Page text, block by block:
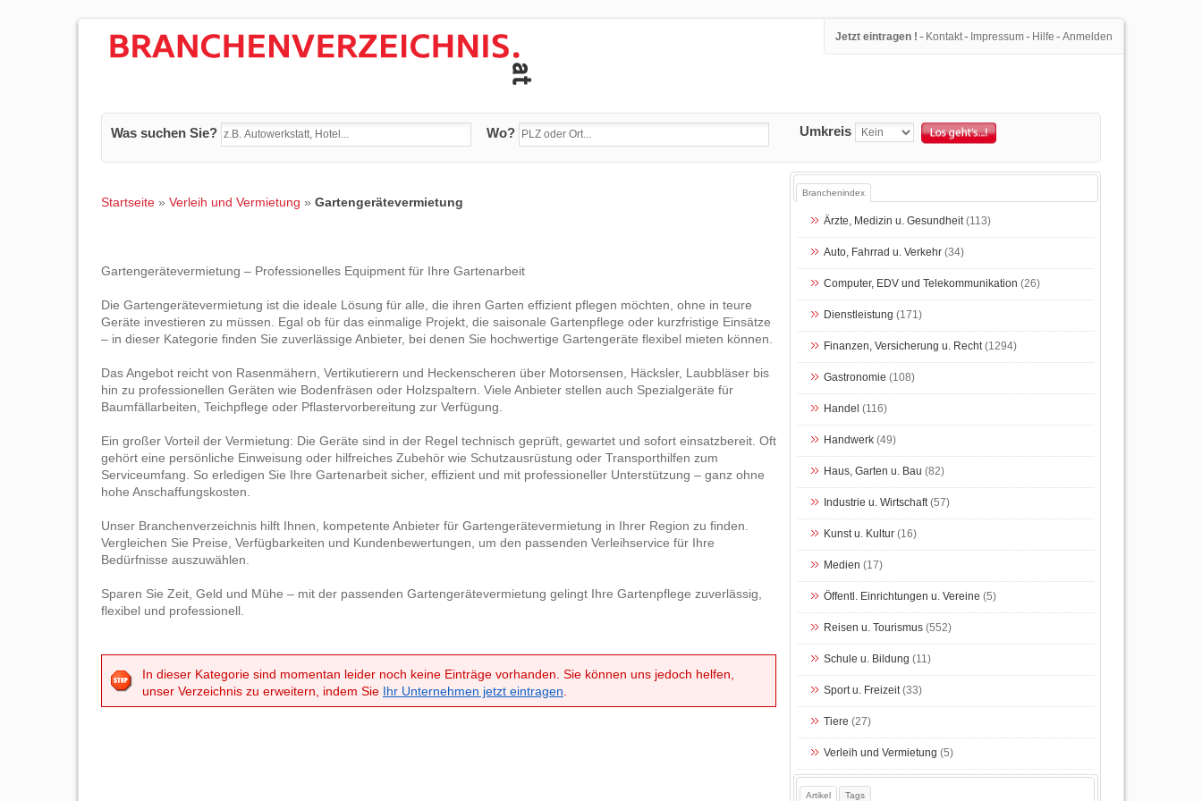
Jetzt eintragen ! - Kontakt- Impressum- Hilfe - Anmelden
Was suchen Sie? Wo? Umkreis
Startseite » Verleih und Vermietung » Gartengerätevermietung
Gartengerätevermietung – Professionelles Equipment für Ihre Gartenarbeit
Die Gartengerätevermietung ist die ideale Lösung für alle, die ihren Garten effizient pflegen möchten, ohne in teure
Geräte investieren zu müssen. Egal ob für das einmalige Projekt, die saisonale Gartenpflege oder kurzfristige Einsätze
– in dieser Kategorie finden Sie zuverlässige Anbieter, bei denen Sie hochwertige Gartengeräte flexibel mieten können.
Das Angebot reicht von Rasenmähern, Vertikutierern und Heckenscheren über Motorsensen, Häcksler, Laubbläser bis
hin zu professionellen Geräten wie Bodenfräsen oder Holzspaltern. Viele Anbieter stellen auch Spezialgeräte für
Baumfällarbeiten, Teichpflege oder Pflastervorbereitung zur Verfügung.
Ein großer Vorteil der Vermietung: Die Geräte sind in der Regel technisch geprüft, gewartet und sofort einsatzbereit. Oft
gehört eine persönliche Einweisung oder hilfreiches Zubehör wie Schutzausrüstung oder Transporthilfen zum
Serviceumfang. So erledigen Sie Ihre Gartenarbeit sicher, effizient und mit professioneller Unterstützung – ganz ohne
hohe Anschaffungskosten.
Unser Branchenverzeichnis hilft Ihnen, kompetente Anbieter für Gartengerätevermietung in Ihrer Region zu finden.
Vergleichen Sie Preise, Verfügbarkeiten und Kundenbewertungen, um den passenden Verleihservice für Ihre
Bedürfnisse auszuwählen.
Sparen Sie Zeit, Geld und Mühe – mit der passenden Gartengerätevermietung gelingt Ihre Gartenpflege zuverlässig,
flexibel und professionell.
In dieser Kategorie sind momentan leider noch keine Einträge vorhanden. Sie können uns jedoch helfen,
unser Verzeichnis zu erweitern, indem Sie Ihr Unternehmen jetzt eintragen
Branchenindex
Ärzte, Medizin u. Gesundheit(113)
Auto, Fahrrad u. Verkehr(34)
Computer, EDV und Telekommunikation (26)
Dienstleistung (171)
Finanzen, Versicherung u. Recht(1294)
Gastronomie (108)
Handel (116)
Handwerk(49)
Haus, Garten u. Bau (82)
Industrie u. Wirtschaft(57)
Kunst u. Kultur(16)
Medien (17)
Öffentl. Einrichtungen u. Vereine (5)
Reisen u. Tourismus(552)
Schule u. Bildung (11)
Sport u. Freizeit(33)
Tiere (27)
Verleih und Vermietung (5)
Artikel Tags